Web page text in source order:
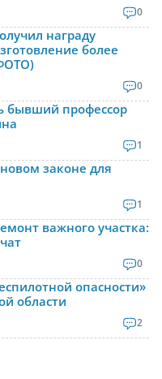
0
награду
более
0
бывший профессор
1
законе для
1
важного участка:
0
опасности»
области
2